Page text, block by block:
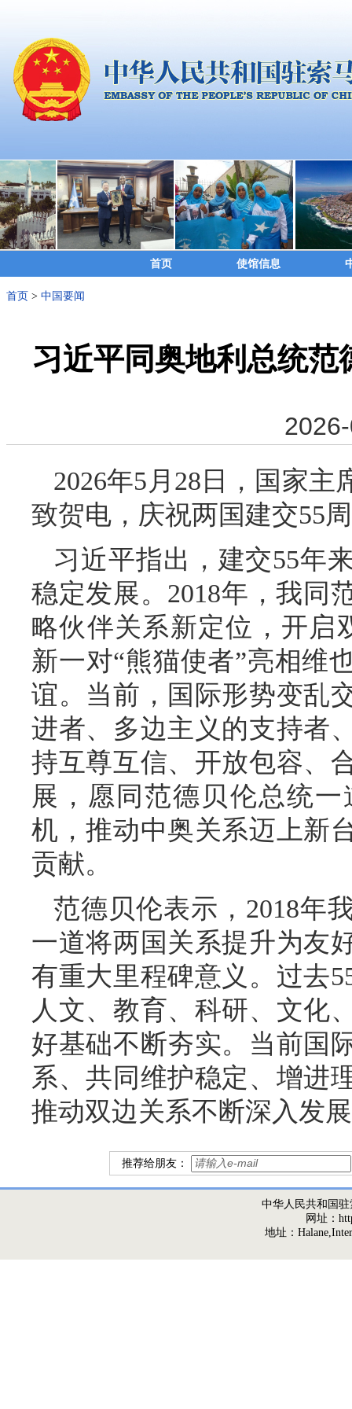
首页 使馆信息
首页 > 中国要闻
习近平同奥地利总统范
2026年5月28日，国家
致贺电，庆祝两国建交55
习近平指出，建交55年
稳定发展。2018年，我同
略伙伴关系新定位，开启
新一对“熊猫使者”亮相维
谊。当前，国际形势变乱
进者、多边主义的支持者
持互尊互信、开放包容、
展，愿同范德贝伦总统
机，推动中奥关系迈上新
贡献。
范德贝伦表示，2018年
一道将两国关系提升为友
有重大里程碑意义。过去
人文、教育、科研、文化
好基础不断夯实。当前国
系、共同维护稳定、增进
推动双边关系不断深入发
推荐给朋友：
中华人民共和国
网址：
地址：